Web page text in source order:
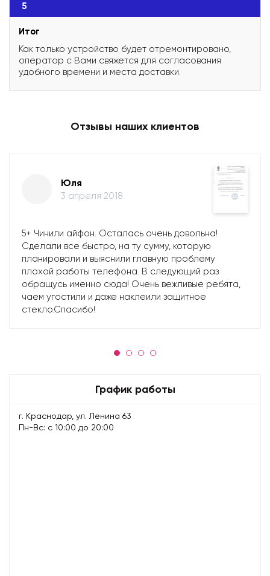
5
Итог
Как только устройство будет отремонтировано,
оператор с Вами свяжется для согласования
удобного времени и места доставки.
Отзывы наших клиентов
Юля
3 апреля 2018
5+ Чинили айфон. Осталась очень довольна!
Сделали все быстро, на ту сумму, которую
планировали и выяснили главную проблему
плохой работы телефона. В следующий раз
обращусь именно сюда! Очень вежливые ребята,
чаем угостили и даже наклеили защитное
стекло.Спасибо!
График работы
г. Краснодар, ул. Ленина 63
Пн-Вс: с 10:00 до 20:00